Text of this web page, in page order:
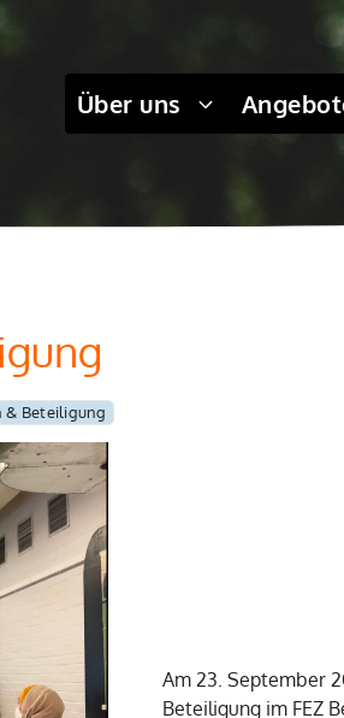
Über uns
& Beteiligung
Am 23. September
Beteiligung im FEZ